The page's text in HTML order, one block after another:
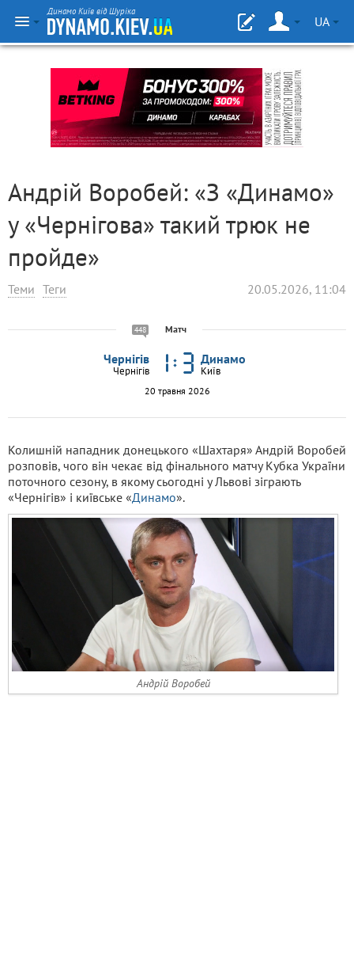
Динамо Київ від Шуріка
UA
Андрій Воробей: «З «Динамо»
у «Чернігова» такий трюк не
пройде»
Теми Теги 20.05.2026, 11:04
448 Матч
Чернігів
Чернігів
Динамо
Київ
20 травня 2026
Колишній нападник донецького «Шахтаря» Андрій Воробей
розповів, чого він чекає від фінального матчу Кубка України
поточного сезону, в якому сьогодні у Львові зіграють
«Чернігів» і київське «Динамо».
Андрій Воробей